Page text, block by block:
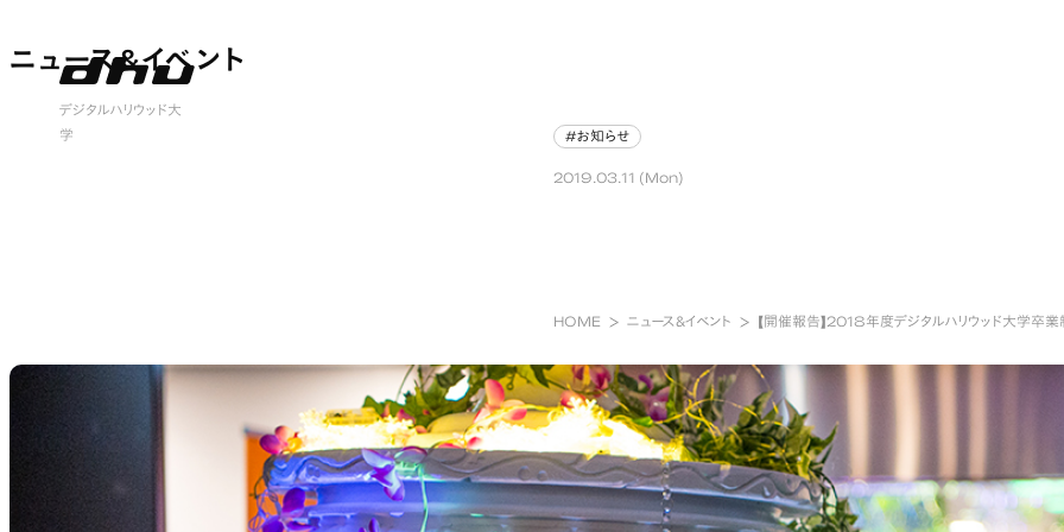
デジタルハリウッド大
学
ニュース&イベント
#お知らせ
2019.03.11 (Mon)
HOME ニュース&イベント 【開催報告】2018年度デジタルハリウッド大学卒